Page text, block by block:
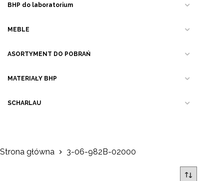
Strona główna 3-06-982B-02000
BHP do laboratorium
MEBLE
ASORTYMENT DO POBRAŃ
MATERIAŁY BHP
SCHARLAU